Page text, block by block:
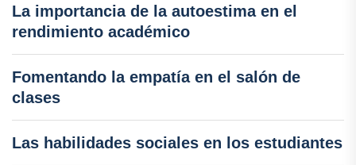
La importancia de la autoestima en el
rendimiento académico
Fomentando la empatía en el salón de
clases
Las habilidades sociales en los estudiantes